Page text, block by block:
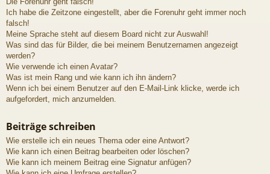
Ich habe die Zeitzone eingestellt, aber die Forenuhr geht immer noch
falsch!
Meine Sprache steht auf diesem Board nicht zur Auswahl!
Was sind das für Bilder, die bei meinem Benutzernamen angezeigt
werden?
Wie verwende ich einen Avatar?
Was ist mein Rang und wie kann ich ihn ändern?
Wenn ich bei einem Benutzer auf den E-Mail-Link klicke, werde ich
aufgefordert, mich anzumelden.
Beiträge schreiben
Wie erstelle ich ein neues Thema oder eine Antwort?
Wie kann ich einen Beitrag bearbeiten oder löschen?
Wie kann ich meinem Beitrag eine Signatur anfügen?